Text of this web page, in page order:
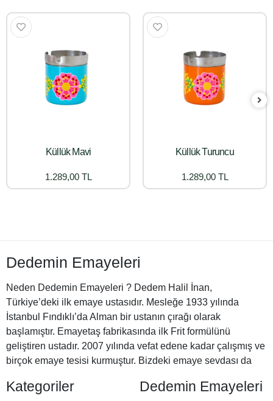
Küllük Mavi
1.289,00 TL
Küllük Turuncu
1.289,00 TL
Dedemin Emayeleri
Neden Dedemin Emayeleri ? Dedem Halil İnan,
Türkiye’deki ilk emaye ustasıdır. Mesleğe 1933 yılında
İstanbul Fındıklı’da Alman bir ustanın çırağı olarak
başlamıştır. Emayetaş fabrikasında ilk Frit formülünü
geliştiren ustadır. 2007 yılında vefat edene kadar çalışmış ve
birçok emaye tesisi kurmuştur. Bizdeki emaye sevdası da
Emayeleri
Kategoriler Dedemin Emayeleri